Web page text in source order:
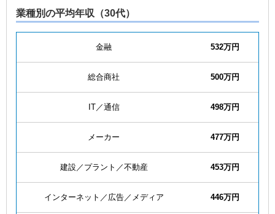
業種別の平均年収（30代）
金融 532万円
総合商社 500万円
IT／通信 498万円
メーカー 477万円
建設／プラント／不動産 453万円
インターネット／広告／メディア 446万円